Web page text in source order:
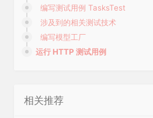
编写测试用例 TasksTest
涉及到的相关测试技术
编写模型工厂
运行 HTTP 测试用例
相关推荐